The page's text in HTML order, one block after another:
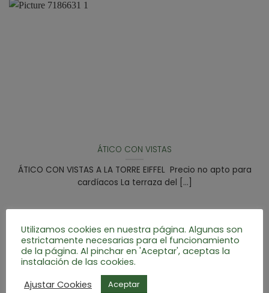
ÁTICO CON VISTAS
ÁTICO CON VISTAS A LA TORRE EIFFEL Precio no apto para
cardíacos La terraza del [...]
Utilizamos cookies en nuestra página. Algunas son
estrictamente necesarias para el funcionamiento
de la página. Al pinchar en 'Aceptar', aceptas la
instalación de las cookies.
Ajustar Cookies
Aceptar